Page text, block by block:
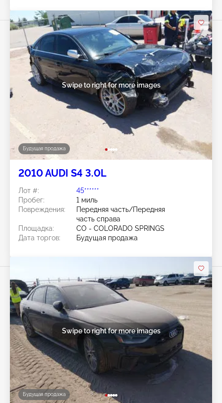
Будущая продажа
Swipe to right for more images
2010 AUDI S4 3.0L
Лот #:
45******
Пробег:
1 миль
Повреждения:
Передняя часть/Передняя
часть справа
Площадка:
CO - COLORADO SPRINGS
Дата торгов:
Будущая продажа
Будущая продажа
Swipe to right for more images